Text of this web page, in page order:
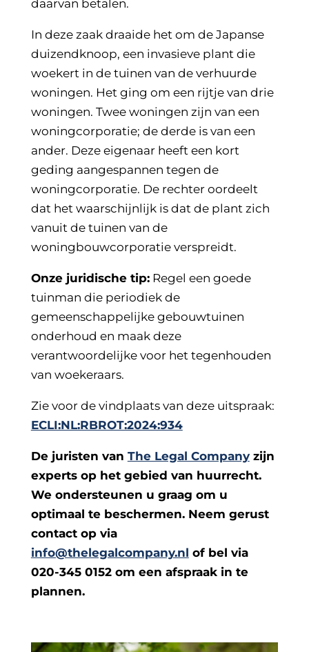
daarvan betalen.
In deze zaak draaide het om de Japanse
duizendknoop, een invasieve plant die
woekert in de tuinen van de verhuurde
woningen. Het ging om een rijtje van drie
woningen. Twee woningen zijn van een
woningcorporatie; de derde is van een
ander. Deze eigenaar heeft een kort
geding aangespannen tegen de
woningcorporatie. De rechter oordeelt
dat het waarschijnlijk is dat de plant zich
vanuit de tuinen van de
woningbouwcorporatie verspreidt.
Onze juridische tip:Regel een goede
tuinman die periodiek de
gemeenschappelijke gebouwtuinen
onderhoud en maak deze
verantwoordelijke voor het tegenhouden
van woekeraars.
Zie voor de vindplaats van deze uitspraak:
ECLI:NL:RBROT:2024:934
De juristen van The Legal Companyzijn
experts op het gebied van huurrecht.
We ondersteunen u graag om u
optimaal te beschermen. Neem gerust
contact op via
info@thelegalcompany.nl of bel via
020-345 0152 om een afspraak in te
plannen.